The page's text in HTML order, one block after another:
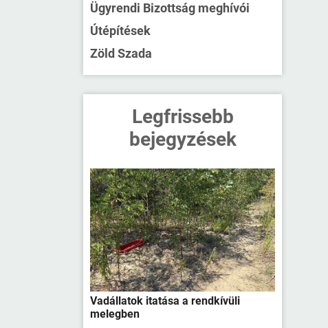
Ügyrendi Bizottság meghívói
Útépítések
Zöld Szada
Legfrissebb
bejegyzések
Vadállatok itatása a rendkívüli
melegben